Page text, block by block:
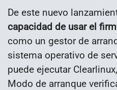
De este nuevo
capacidad de usar el
como un gestor de
sistema operativo de
puede ejecutar
Modo de arranque